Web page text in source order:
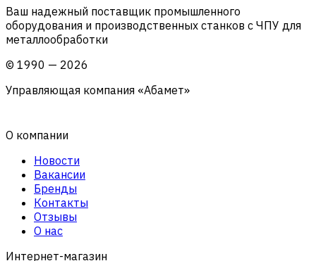
Ваш надежный поставщик промышленного
оборудования и производственных станков с ЧПУ для
металлообработки
© 1990 — 2026
Управляющая компания «Абамет»
О компании
Новости
Вакансии
Бренды
Контакты
Отзывы
О нас
Интернет-магазин